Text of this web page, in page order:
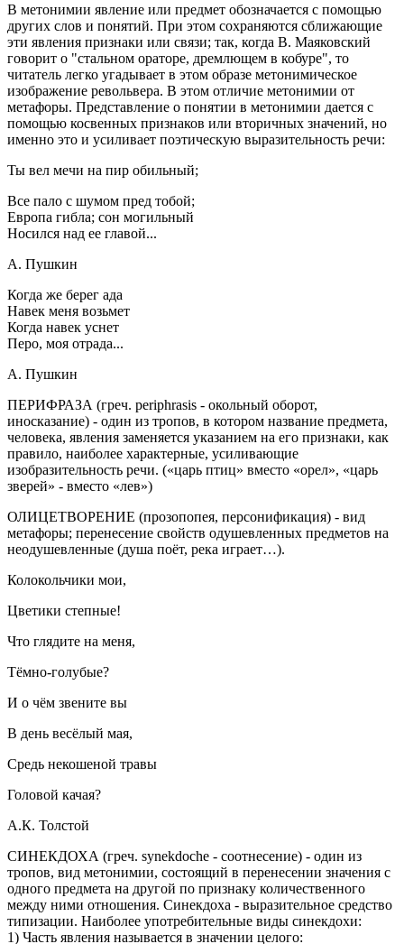
В метонимии явление или предмет обозначается с помощью
других слов и понятий. При этом сохраняются сближающие
эти явления признаки или связи; так, когда В. Маяковский
говорит о "стальном ораторе, дремлющем в кобуре", то
читатель легко угадывает в этом образе метонимическое
изображение револьвера. В этом отличие метонимии от
метафоры. Представление о понятии в метонимии дается с
помощью косвенных признаков или вторичных значений, но
именно это и усиливает поэтическую выразительность речи:
Ты вел мечи на пир обильный;
Все пало с шумом пред тобой;
Европа гибла; сон могильный
Носился над ее главой...
А. Пушкин
Когда же берег ада
Навек меня возьмет
Когда навек уснет
Перо, моя отрада...
А. Пушкин
ПЕРИФРАЗА (греч. periphrasis - окольный оборот,
иносказание) - один из тропов, в котором название предмета,
человека, явления заменяется указанием на его признаки, как
правило, наиболее характерные, усиливающие
изобразительность речи. («царь птиц» вместо «орел», «царь
зверей» - вместо «лев»)
ОЛИЦЕТВОРЕНИЕ (прозопопея, персонификация) - вид
метафоры; перенесение свойств одушевленных предметов на
неодушевленные (душа поёт, река играет…).
Колокольчики мои,
Цветики степные!
Что глядите на меня,
Тёмно-голубые?
И о чём звените вы
В день весёлый мая,
Средь некошеной травы
Головой качая?
А.К. Толстой
СИНЕКДОХА (греч. synekdoche - соотнесение) - один из
тропов, вид метонимии, состоящий в перенесении значения с
одного предмета на другой по признаку количественного
между ними отношения. Синекдоха - выразительное средство
типизации. Наиболее употребительные виды синекдохи:
1) Часть явления называется в значении целого: